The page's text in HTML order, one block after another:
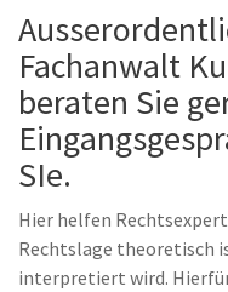
Fachanwalt
beraten Sie
SIe.
Hier helfen
Rechtslage theoretisch
interpretiert wird.